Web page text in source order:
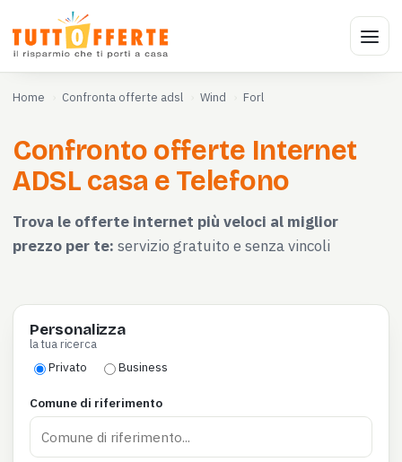
Home Confronta offerte adsl Wind Forl
Confronto offerte Internet
ADSL casa e Telefono
Trova le offerte internet più veloci al miglior
prezzo per te: servizio gratuito e senza vincoli
Personalizza
la tua ricerca
Privato Business
Comune di riferimento